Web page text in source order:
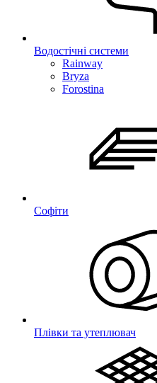
Водостічні системи
Rainway
Bryza
Forostina
Софіти
Плівки та утеплювач